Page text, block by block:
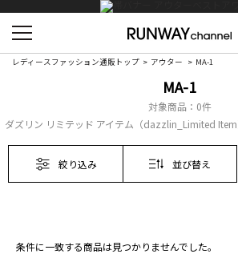
レディースファッション通販トップ アウター MA-1
MA-1
対象商品： 0件
ダズリン リミテッド アイテム（dazzlin_Limited Item
絞り込み 並び替え
条件に一致する商品は見つかりませんでした。